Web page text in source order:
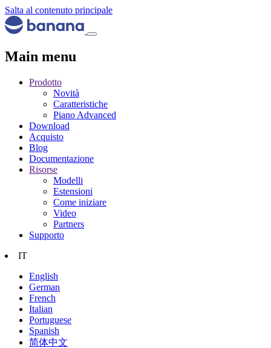
Salta al contenuto principale
Main menu
Prodotto
Novità
Caratteristiche
Piano Advanced
Download
Acquisto
Blog
Documentazione
Risorse
Modelli
Estensioni
Come iniziare
Video
Partners
Supporto
IT
English
German
French
Italian
Portuguese
Spanish
简体中文